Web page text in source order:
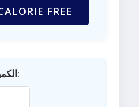
FREE
الكمية: